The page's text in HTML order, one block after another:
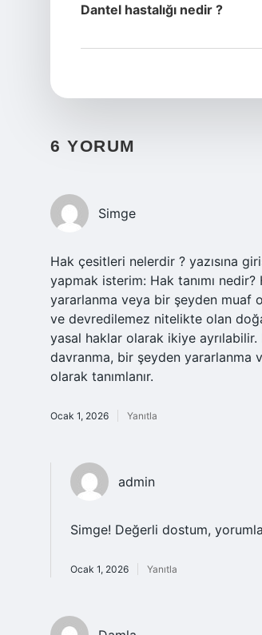
Dantel hastalığı nedir ?
6 YORUM
Simge
Hak çesitleri nelerdir ? yazısına
yapmak isterim: Hak tanımı
yararlanma veya bir şeyden muaf
ve devredilemez nitelikte olan
yasal haklar olarak ikiye
davranma, bir şeyden yararlanma
olarak tanımlanır.
Ocak 1, 2026 Yanıtla
admin
Simge! Değerli dostum,
Ocak 1, 2026 Yanıtla